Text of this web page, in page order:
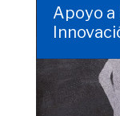
Apoyo
Clic para